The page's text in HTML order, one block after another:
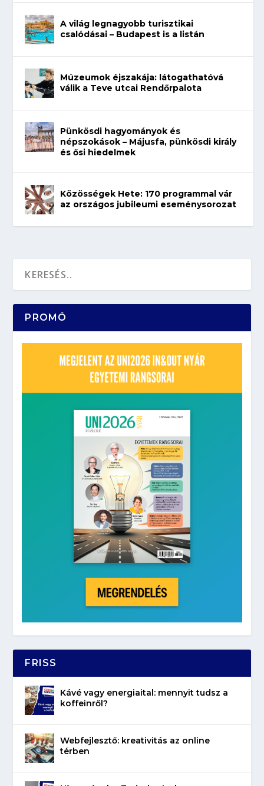
A világ legnagyobb turisztikai
csalódásai – Budapest is a listán
Múzeumok éjszakája: látogathatóvá
válik a Teve utcai Rendőrpalota
Pünkösdi hagyományok és
népszokások – Májusfa, pünkösdi király
és ősi hiedelmek
Közösségek Hete: 170 programmal vár
az országos jubileumi eseménysorozat
PROMÓ
FRISS
Kávé vagy energiaital: mennyit tudsz a
koffeinről?
Webfejlesztő: kreativitás az online
térben